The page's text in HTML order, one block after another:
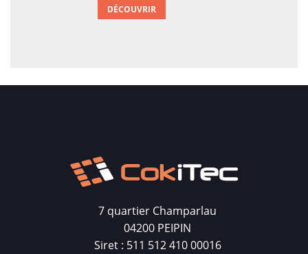
DÉCOUVRIR
7 quartier Champarlau
04200 PEIPIN
Siret : 511 512 410 00016